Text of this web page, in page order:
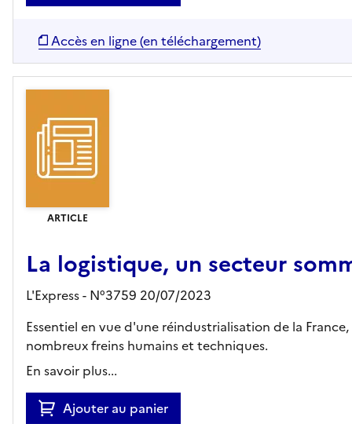
Accès en ligne (en téléchargement)
ARTICLE
La logistique, un secteur
L'Express - N°3759 20/07/2023
Essentiel en vue d'une réindustrialisation de la
nombreux freins humains et techniques.
En savoir plus...
Ajouter au panier